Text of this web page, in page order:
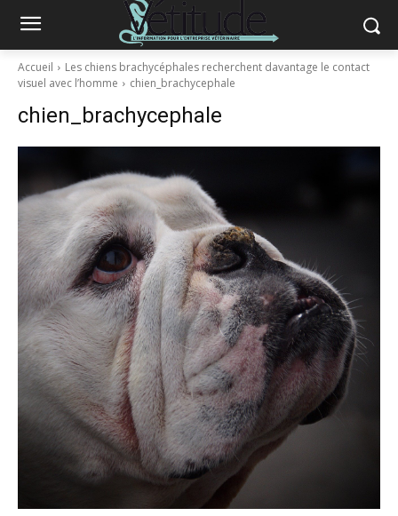
Accueil
Les chiens brachycéphales recherchent davantage le contact
visuel avec l’homme
chien_brachycephale
chien_brachycephale